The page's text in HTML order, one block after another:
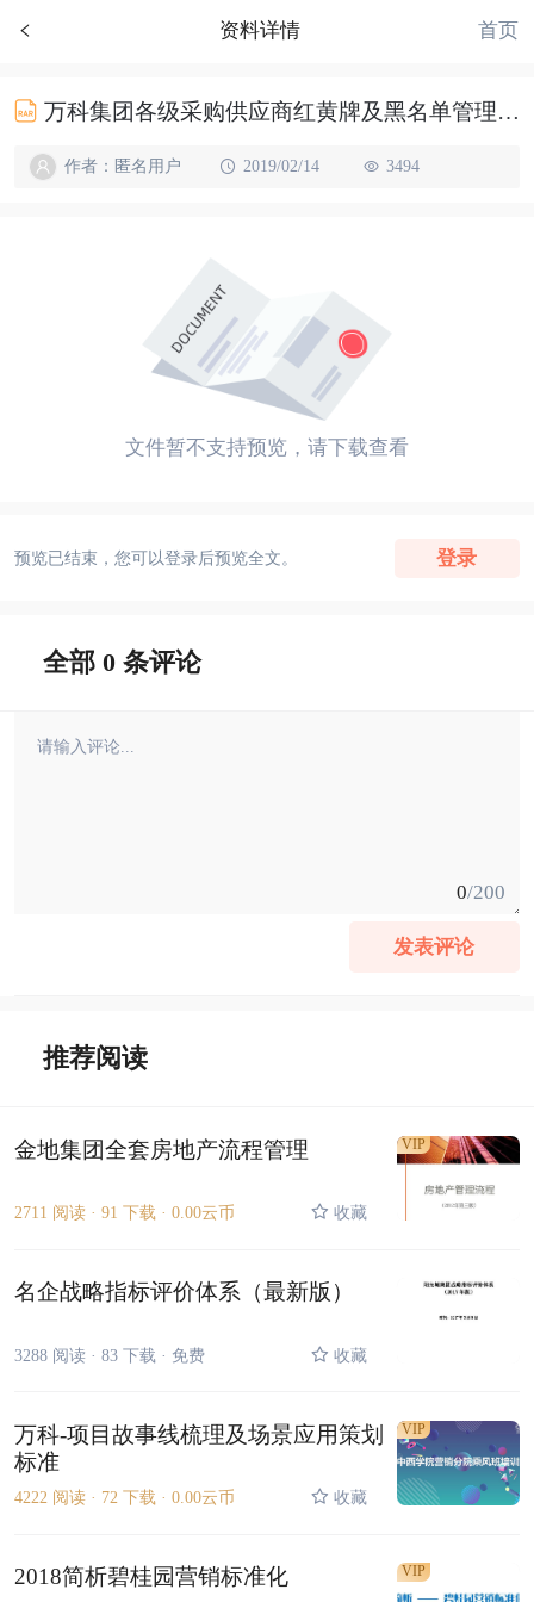
资料详情 首页
万科集团各级采购供应商红黄牌及黑名单管理办法
作者：匿名用户 2019/02/14 3494
文件暂不支持预览，请下载查看
预览已结束，您可以登录后预览全文。 登录
全部 0 条评论
0/200
发表评论
推荐阅读
金地集团全套房地产流程管理
2711 阅读 · 91 下载 · 0.00云币 收藏
VIP
名企战略指标评价体系（最新版）
3288 阅读 · 83 下载 · 免费 收藏
万科-项目故事线梳理及场景应用策划
标准
4222 阅读 · 72 下载 · 0.00云币 收藏
VIP
2018简析碧桂园营销标准化 VIP